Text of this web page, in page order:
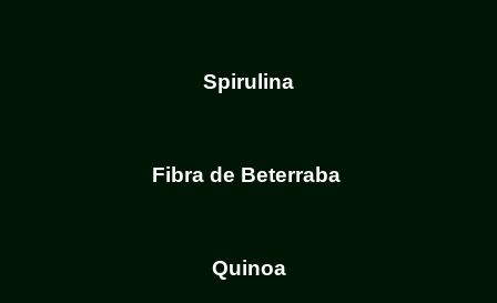
Spirulina
Fibra de Beterraba
Quinoa